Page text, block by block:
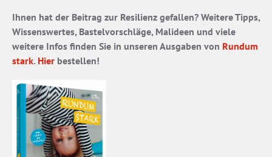
Ihnen hat der Beitrag zur Resilienz gefallen? Weitere Tipps,
Wissenswertes, Bastelvorschläge, Malideen und viele
weitere Infos finden Sie in unseren Ausgaben von Rundum
stark. Hier bestellen!